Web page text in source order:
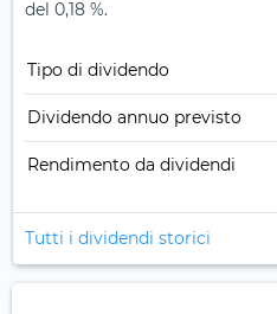
del 0,18 %.
Tipo di dividendo
Dividendo annuo previsto
Rendimento da dividendi
Tutti i dividendi storici